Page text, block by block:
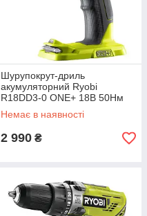
Шурупокрут-дриль
акумуляторний Ryobi
R18DD3-0 ONE+ 18В 50Нм
500·1800об·хв 1. без АКБ та
ЗП (5133002889)
Немає в наявності
2 990 ₴